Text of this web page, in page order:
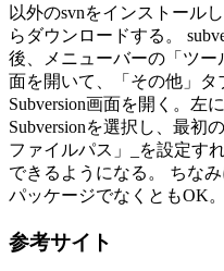
以外のsvnをインストール
らダウンロードする。
後、メニューバーの「ツ
面を開いて、「その他」
Subversion画面を開く。左
Subversionを選択し、最初
ファイルパス」_を設定す
できるようになる。 ちな
パッケージでなくともOK。
参考サイト